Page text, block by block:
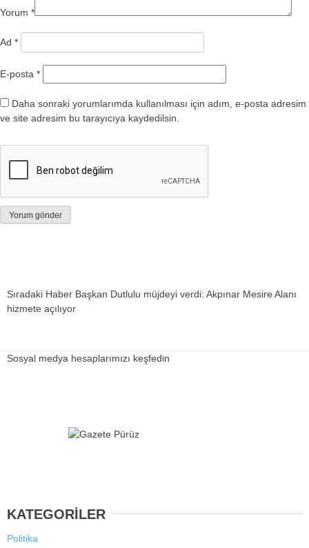
Yorum *
Ad *
E-posta *
Daha sonraki yorumlarımda kullanılması için adım, e-posta adresim
ve site adresim bu tarayıcıya kaydedilsin.
Sıradaki Haber Başkan Dutlulu müjdeyi verdi: Akpınar Mesire Alanı
hizmete açılıyor
Sosyal medya hesaplarımızı keşfedin
KATEGORİLER
Politika